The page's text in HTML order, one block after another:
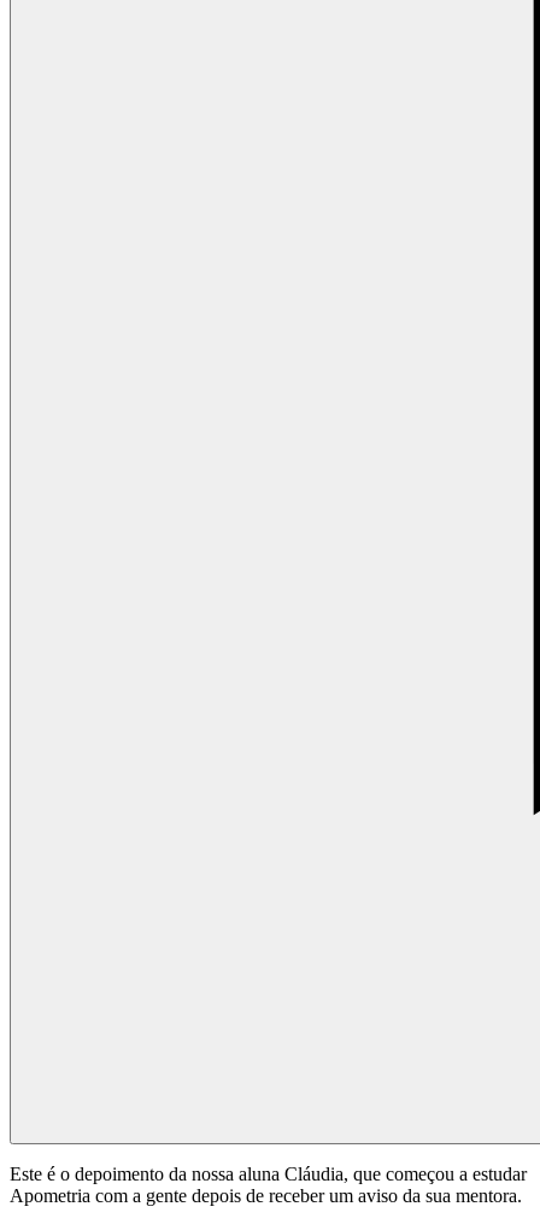
Este é o depoimento da nossa aluna Cláudia, que começou a estudar
Apometria com a gente depois de receber um aviso da sua mentora.